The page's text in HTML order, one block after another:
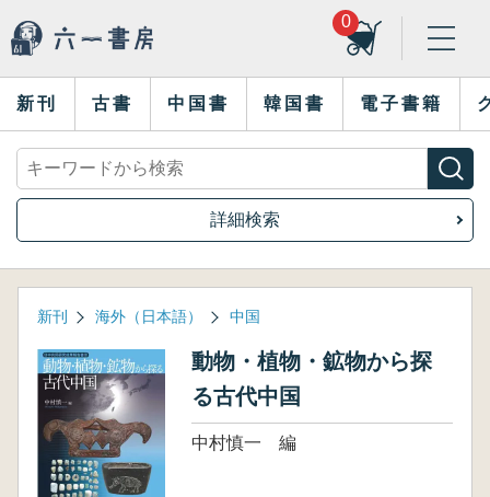
0
新刊 古書 中国書 韓国書 電子書籍
詳細検索
新刊 海外（日本語） 中国
動物・植物・鉱物から探
る古代中国
中村慎一 編